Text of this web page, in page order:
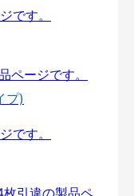
プ)